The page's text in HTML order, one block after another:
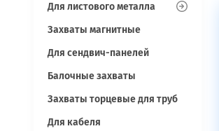
Для листового металла
Захваты магнитные
Для сендвич-панелей
Балочные захваты
Захваты торцевые для труб
Для кабеля